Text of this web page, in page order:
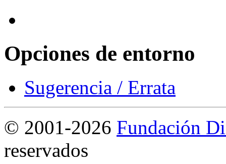
Opciones de entorno
Sugerencia / Errata
© 2001-2026 Fundación
reservados